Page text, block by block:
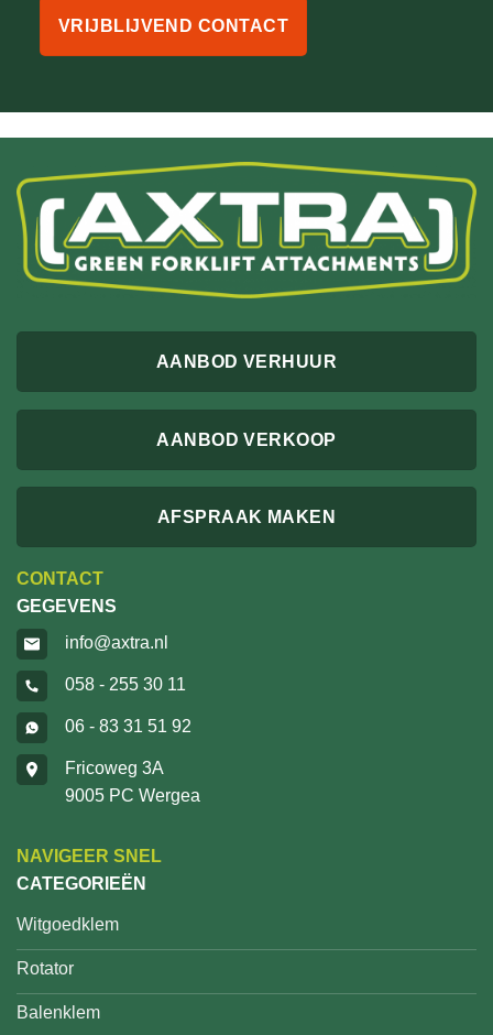
VRIJBLIJVEND CONTACT
AANBOD VERHUUR
AANBOD VERKOOP
AFSPRAAK MAKEN
CONTACT
GEGEVENS
info@axtra.nl
058 - 255 30 11
06 - 83 31 51 92
Fricoweg 3A
9005 PC Wergea
NAVIGEER SNEL
CATEGORIEËN
Witgoedklem
Rotator
Balenklem